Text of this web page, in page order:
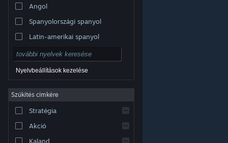
védjegyek jogos tulajdonosaiké az Egyesült
szabályzat
| Jogi információk
Steam előfizetői szerződés
Angol
Spanyolországi spanyol
Latin-amerikai spanyol
Nyelvbeállítások kezelése
Szűkítés címkére
Stratégia
Akció
Kaland